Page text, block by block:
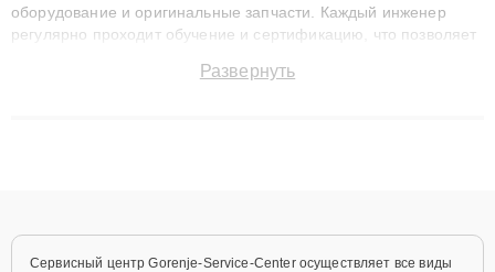
оборудование и оригинальные запчасти. Каждый инженер
регулярно проходит обучение и сертификацию, что позволяет
технику с сохранением гарантии до 3 лет. Наши мастера
Развернуть
Сервисный центр Gorenje-Service-Center осуществляет все виды